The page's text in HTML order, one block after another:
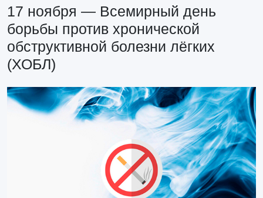
17 ноября — Всемирный день
борьбы против хронической
обструктивной болезни лёгких
(ХОБЛ)